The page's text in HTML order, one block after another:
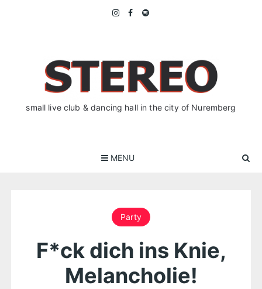
small live club & dancing hall in the city of Nuremberg
MENU
Party
F*ck dich ins Knie,
Melancholie!